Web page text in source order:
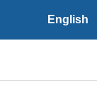
English